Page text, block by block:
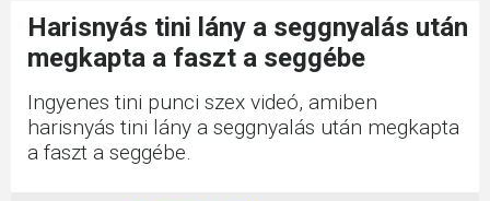
Harisnyás tini lány a seggnyalás után
megkapta a faszt a seggébe
Ingyenes tini punci szex videó, amiben
harisnyás tini lány a seggnyalás után megkapta
a faszt a seggébe.